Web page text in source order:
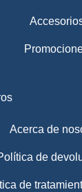
Acerca de
de
de